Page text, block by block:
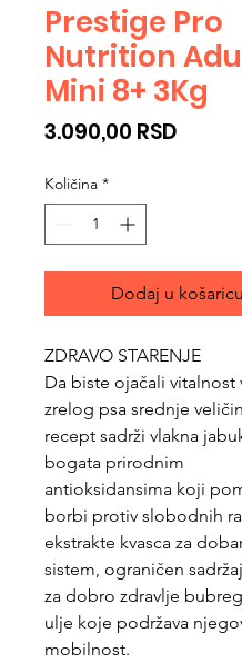
Prestige Pro
Nutrition
Mini 8+ 3Kg
3.090,00 RSD
Količina *
Dodaj u košaricu
ZDRAVO STARENJE
Da biste ojačali vitalnost
zrelog psa srednje
recept sadrži vlakna
bogata prirodnim
antioksidansima koji
borbi protiv slobodnih
ekstrakte kvasca za
sistem, ograničen
za dobro zdravlje
ulje koje podržava
mobilnost.